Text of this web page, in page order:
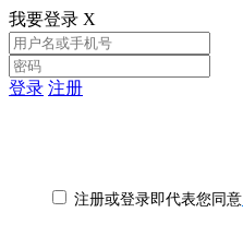
我要登录 X
登录 注册
注册或登录即代表您同意